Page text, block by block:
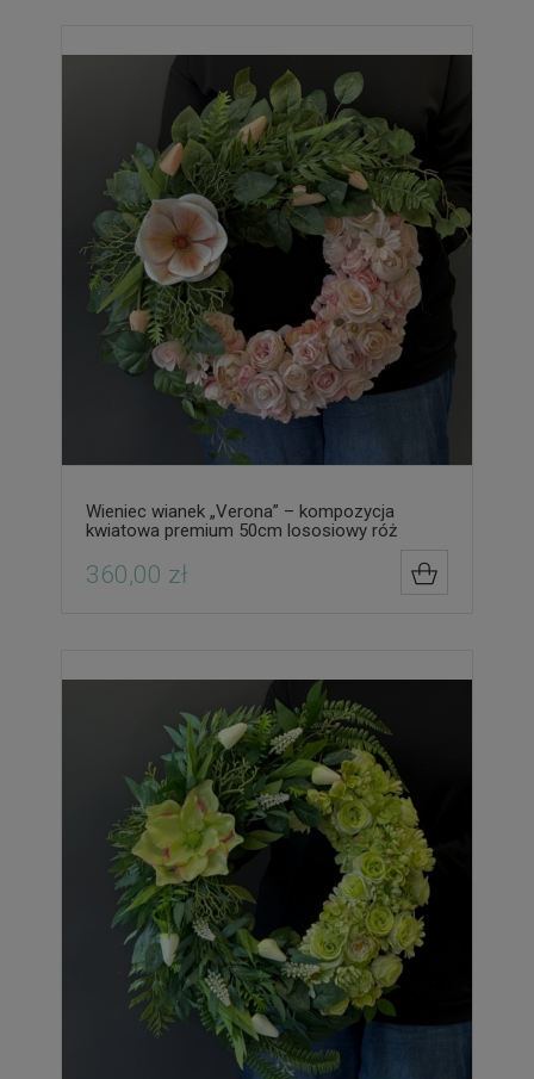
Wieniec wianek „Verona” – kompozycja
kwiatowa premium 50cm lososiowy róż
360,00 zł